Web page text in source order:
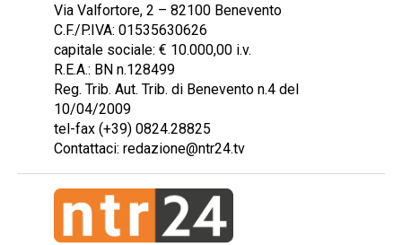
Via Valfortore, 2 – 82100 Benevento
C.F./P.IVA: 01535630626
capitale sociale: € 10.000,00 i.v.
R.E.A.: BN n.128499
Reg. Trib. Aut. Trib. di Benevento n.4 del
10/04/2009
tel-fax (+39) 0824.28825
Contattaci: redazione@ntr24.tv